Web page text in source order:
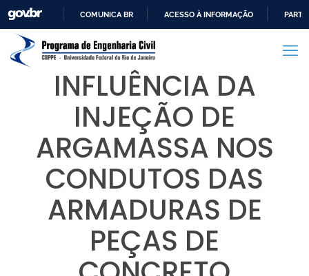
PARA
CONTEÚDO
COMUNICA BR ACESSO À INFORMAÇÃO
INFLUÊNCIA DA
INJEÇÃO DE
ARGAMASSA NOS
CONDUTOS DAS
ARMADURAS DE
PEÇAS DE